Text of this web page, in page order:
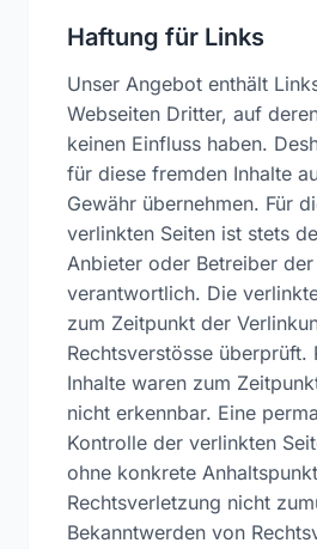
Haftung für Links
Unser Angebot enthält
Webseiten Dritter, auf
keinen Einfluss haben.
für diese fremden Inhalte
Gewähr übernehmen. Für
verlinkten Seiten ist stets
Anbieter oder Betreiber der
verantwortlich. Die
zum Zeitpunkt der
Rechtsverstösse überprüft.
Inhalte waren zum
nicht erkennbar. Eine
Kontrolle der verlinkten
ohne konkrete
Rechtsverletzung nicht
Bekanntwerden von